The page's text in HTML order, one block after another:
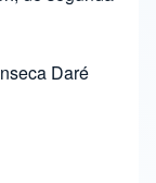
Daré